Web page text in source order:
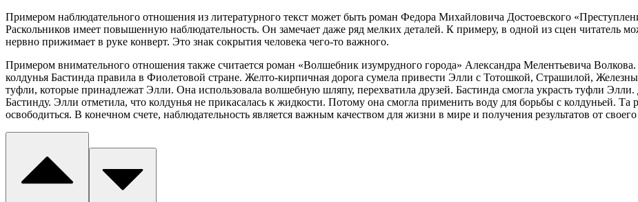
Примером наблюдательного отношения из литературного текст может быть роман Федора Михайловича Достоевского
Раскольников имеет повышенную наблюдательность. Он замечает даже ряд мелких деталей. К примеру, в одной из сцен читатель
нервно прижимает в руке конверт. Это знак сокрытия человека чего-то важного.
Примером внимательного отношения также считается роман «Волшебник изумрудного города» Александра Мелентьевича Волкова.
колдунья Бастинда правила в Фиолетовой стране. Желто-кирпичная дорога сумела привести Элли с Тотошкой, Страшилой,
туфли, которые принадлежат Элли. Она использовала волшебную шляпу, перехватила друзей. Бастинда смогла украсть туфли
Бастинду. Элли отметила, что колдунья не прикасалась к жидкости. Потому она смогла применить воду для борьбы с колдуньей. Та
освободиться. В конечном счете, наблюдательность является важным качеством для жизни в мире и получения результатов от своего